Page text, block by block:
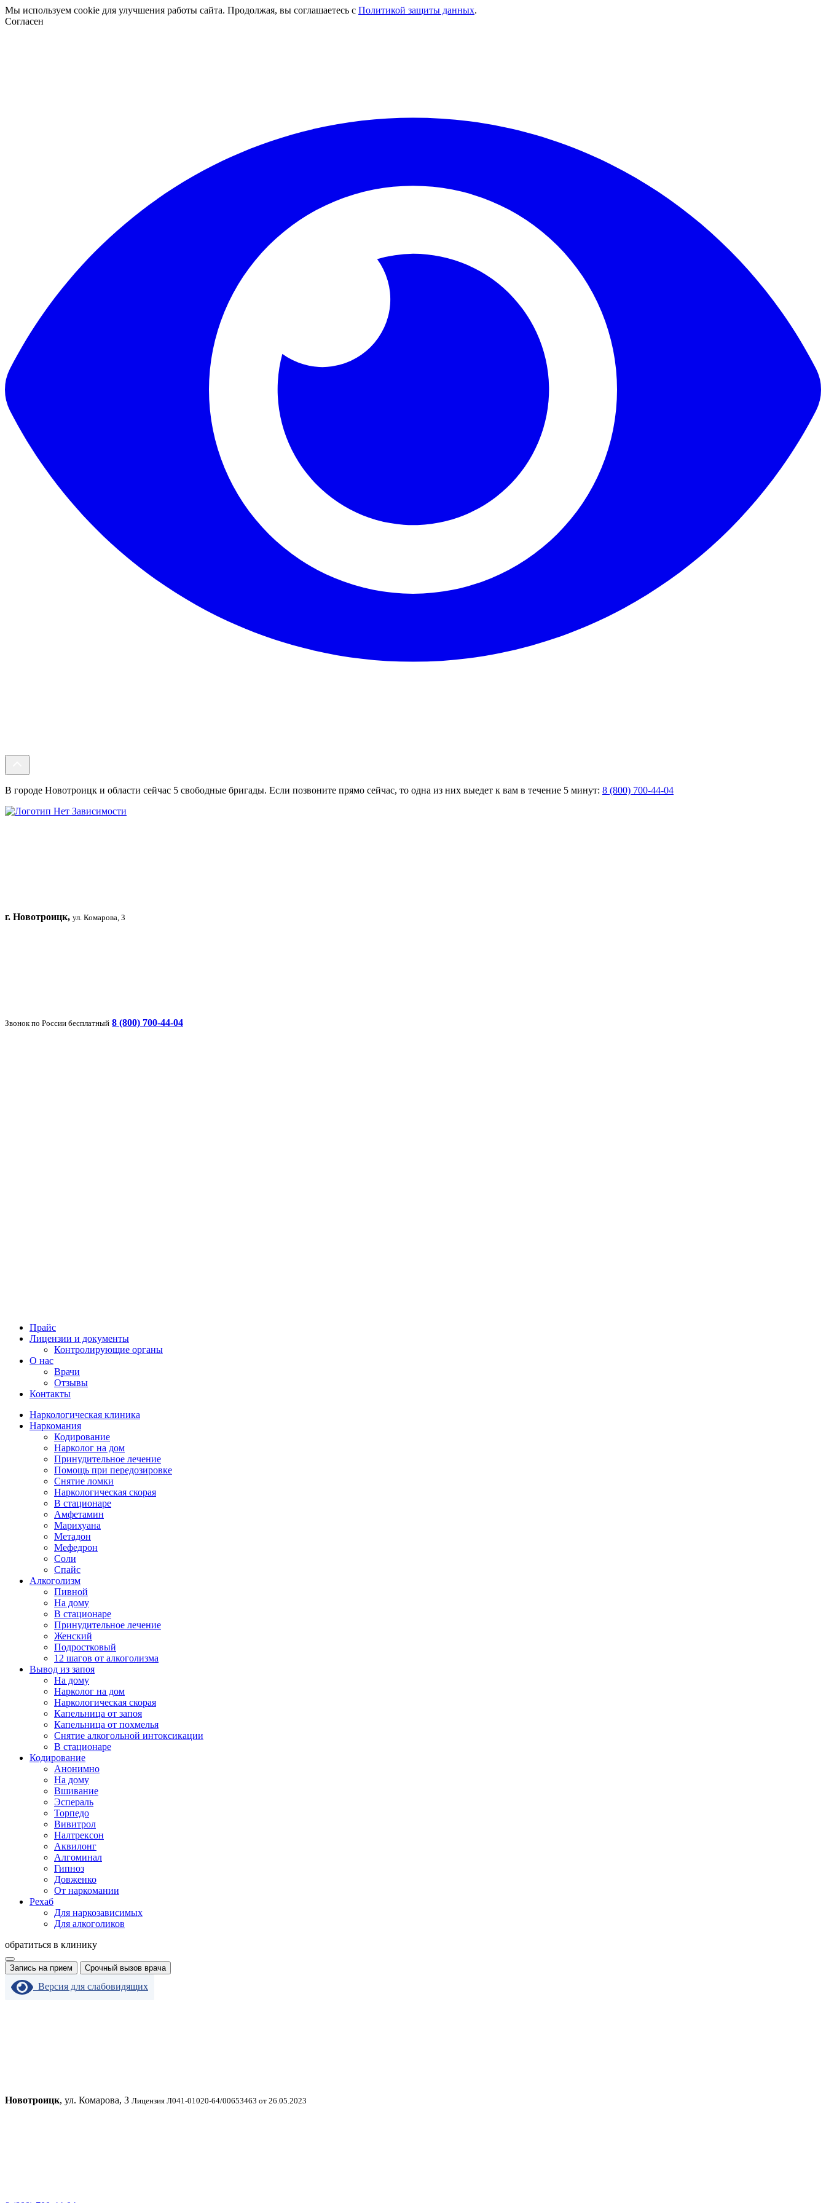
Мы используем cookie для улучшения работы сайта. Продолжая, вы соглашаетесь с Политикой защиты данных.
Согласен
В городе Новотроицк и области сейчас 5 свободные бригады. Если позвоните прямо сейчас, то одна из них выедет к вам в течение 5 минут: 8 (800) 700-44-04
г. Новотроицк, ул. Комарова, 3
Звонок по России бесплатный 8 (800) 700-44-04
Прайс
Лицензии и документы
Контролирующие органы
О нас
Врачи
Отзывы
Контакты
Наркологическая клиника
Наркомания
Кодирование
Нарколог на дом
Принудительное лечение
Помощь при передозировке
Снятие ломки
Наркологическая скорая
В стационаре
Амфетамин
Марихуана
Метадон
Мефедрон
Соли
Спайс
Алкоголизм
Пивной
На дому
В стационаре
Принудительное лечение
Женский
Подростковый
12 шагов от алкоголизма
Вывод из запоя
На дому
Нарколог на дом
Наркологическая скорая
Капельница от запоя
Капельница от похмелья
Снятие алкогольной интоксикации
В стационаре
Кодирование
Анонимно
На дому
Вшивание
Эспераль
Торпедо
Вивитрол
Налтрексон
Аквилонг
Алгоминал
Гипноз
Довженко
От наркомании
Рехаб
Для наркозависимых
Для алкоголиков
обратиться в клинику
Запись на прием Срочный вызов врача
Версия для слабовидящих
Новотроицк, ул. Комарова, 3 Лицензия Л041-01020-64/00653463 от 26.05.2023